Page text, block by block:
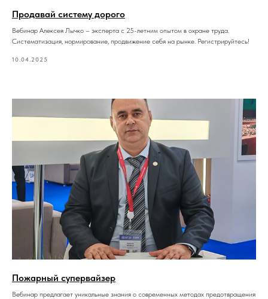
Продавай систему дорого
Вебинар Алексея Лычко – эксперта с 25-летним опытом в охране труда.
Систематизация, нормирование, продвижение себя на рынке. Регистрируйтесь!
10.04.2025
Пожарный супервайзер
Вебинар предлагает уникальные знания о современных методах предотвращения